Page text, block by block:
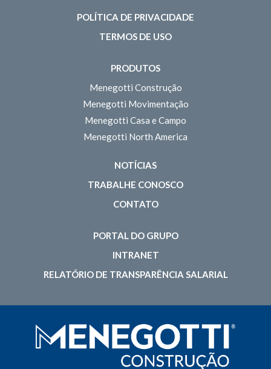
POLÍTICA DE PRIVACIDADE
TERMOS DE USO
PRODUTOS
Menegotti Construção
Menegotti Movimentação
Menegotti Casa e Campo
Menegotti North America
NOTÍCIAS
TRABALHE CONOSCO
CONTATO
PORTAL DO GRUPO
INTRANET
RELATÓRIO DE TRANSPARÊNCIA SALARIAL